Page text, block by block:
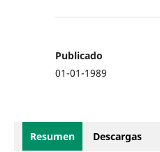
Publicado
01-01-1989
Resumen Descargas